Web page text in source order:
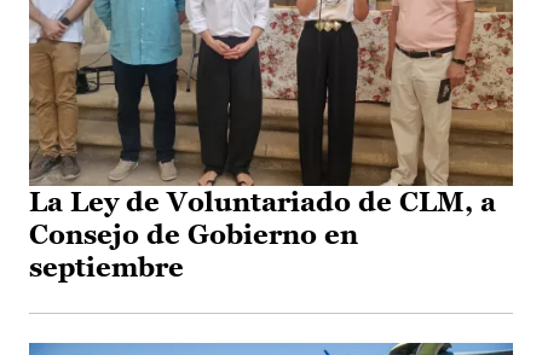
La Ley de Voluntariado de CLM, a
Consejo de Gobierno en
septiembre